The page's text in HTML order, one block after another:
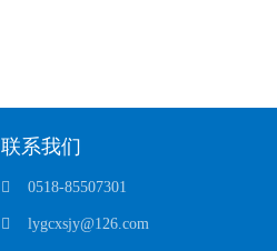
联系我们
0518-85507301
lygcxsjy@126.com